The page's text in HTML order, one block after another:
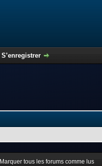
S’enregistrer
Marquer tous les forums comme lus